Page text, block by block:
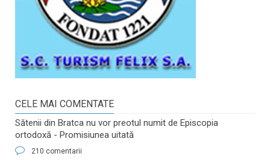
CELE MAI COMENTATE
Sătenii din Bratca nu vor preotul numit de Episcopia
ortodoxă - Promisiunea uitată
210 comentarii